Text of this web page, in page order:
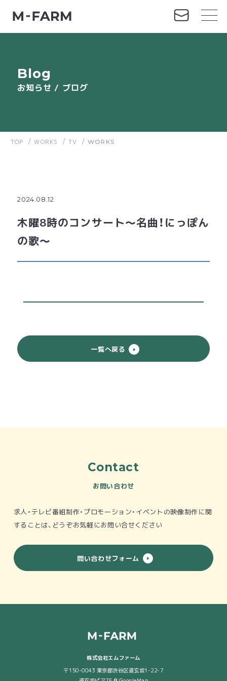
Blog
お知らせ / ブログ
TOP / WORKS / TV / WORKS
2024.08.12
木曜8時のコンサート〜名曲！にっぽん
の歌〜
一覧へ戻る
Contact
お問い合わせ
求人・テレビ番組制作・プロモーション・イベントの映像制作 に関
することは、どうぞお気軽にお問い合せください
問い合わせフォーム
株式会社エムファーム
〒150-0043 東京都渋谷区道玄坂1-22-7